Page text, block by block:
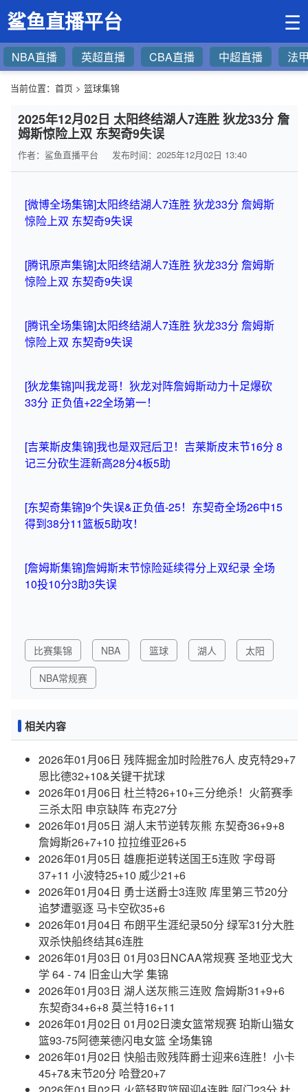
鲨鱼直播平台 ☰
NBA直播 英超直播 CBA直播 中超直播 法
当前位置： 首页 > 篮球集锦
2025年12月02日 太阳终结湖人7连胜 狄龙33分 詹
姆斯惊险上双 东契奇9失误
作者：鲨鱼直播平台 发布时间：2025年12月02日 13:40
[微博全场集锦]太阳终结湖人7连胜 狄龙33分 詹姆斯
惊险上双 东契奇9失误
[腾讯原声集锦]太阳终结湖人7连胜 狄龙33分 詹姆斯
惊险上双 东契奇9失误
[腾讯全场集锦]太阳终结湖人7连胜 狄龙33分 詹姆斯
惊险上双 东契奇9失误
[狄龙集锦]叫我龙哥！狄龙对阵詹姆斯动力十足爆砍
33分 正负值+22全场第一！
[吉莱斯皮集锦]我也是双冠后卫！吉莱斯皮末节16分 8
记三分砍生涯新高28分4板5助
[东契奇集锦]9个失误&正负值-25！东契奇全场26中15
得到38分11篮板5助攻！
[詹姆斯集锦]詹姆斯末节惊险延续得分上双纪录 全场
10投10分3助3失误
比赛集锦 NBA 篮球 湖人
太阳
NBA常规赛
相关内容
2026年01月06日 残阵掘金加时险胜76人 皮克特29+7
恩比德32+10&关键干扰球
2026年01月06日 杜兰特26+10+三分绝杀！火箭赛季
三杀太阳 申京缺阵 布克27分
2026年01月05日 湖人末节逆转灰熊 东契奇36+9+8
詹姆斯26+7+10 拉拉维亚26+5
2026年01月05日 雄鹿拒逆转送国王5连败 字母哥
37+11 小波特25+10 威少21+6
2026年01月04日 勇士送爵士3连败 库里第三节20分
追梦遭驱逐 马卡空砍35+6
2026年01月04日 布朗平生涯纪录50分 绿军31分大胜
双杀快船终结其6连胜
2026年01月03日 01月03日NCAA常规赛 圣地亚戈大
学 64 - 74 旧金山大学 集锦
2026年01月03日 湖人送灰熊三连败 詹姆斯31+9+6
东契奇34+6+8 莫兰特16+11
2026年01月02日 01月02日澳女篮常规赛 珀斯山猫女
篮93-75阿德莱德闪电女篮 全场集锦
2026年01月02日 快船击败残阵爵士迎来6连胜！小卡
45+7&末节20分 哈登20+7